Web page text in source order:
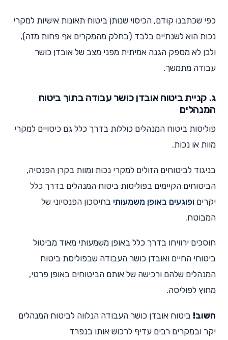
כפי שכתבנו קודם, הכיסוי שנותן ביטוח תאונות אישיות למקרי
נכות הוא לשנתיים בלבד (בחלק מהמקרים אף פחות מזה),
ולכן לא מספק הגנה אמיתית מפני מצב של אובדן כושר
עבודה מתמשך.
ג. קניית ביטוח אובדן כושר עבודה בתוך ביטוח
המנהלים
פוליסות ביטוח המנהלים כוללות בדרך כלל גם כיסויים למקרי
מוות או נכות.
בניגוד לביטוחים הזולים למקרי נכות ומוות בקרן הפנסיה,
הביטוחים הקיימים בפוליסות ביטוח המנהלים בדרך כלל
יקרים ופוגעים באופן משמעותי בחיסכון הפנסיוני של
המבוטח.
חוסכים ירוויחו בדרך כלל באופן משמעותי מאוד מביטול
ביטוחי החיים ואובדן כושר העבודה שבפוליסת ביטוח
המנהלים שלהם ורכישה של אותם הביטוחים באופן פרטי,
מחוץ לפוליסה.
חשוב! ביטוח אובדן כושר העבודה הנלווה לביטוח המנהלים
יקר ובמקרים רבים עדיף לרכוש אותו בנפרד